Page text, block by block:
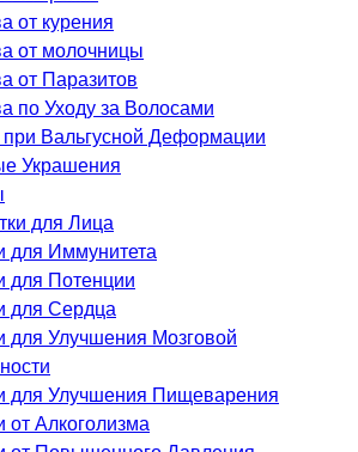
от курения
от молочницы
от Паразитов
по Уходу за Волосами
при Вальгусной Деформации
Украшения
для Лица
для Иммунитета
для Потенции
для Сердца
для Улучшения Мозговой
для Улучшения Пищеварения
от Алкоголизма